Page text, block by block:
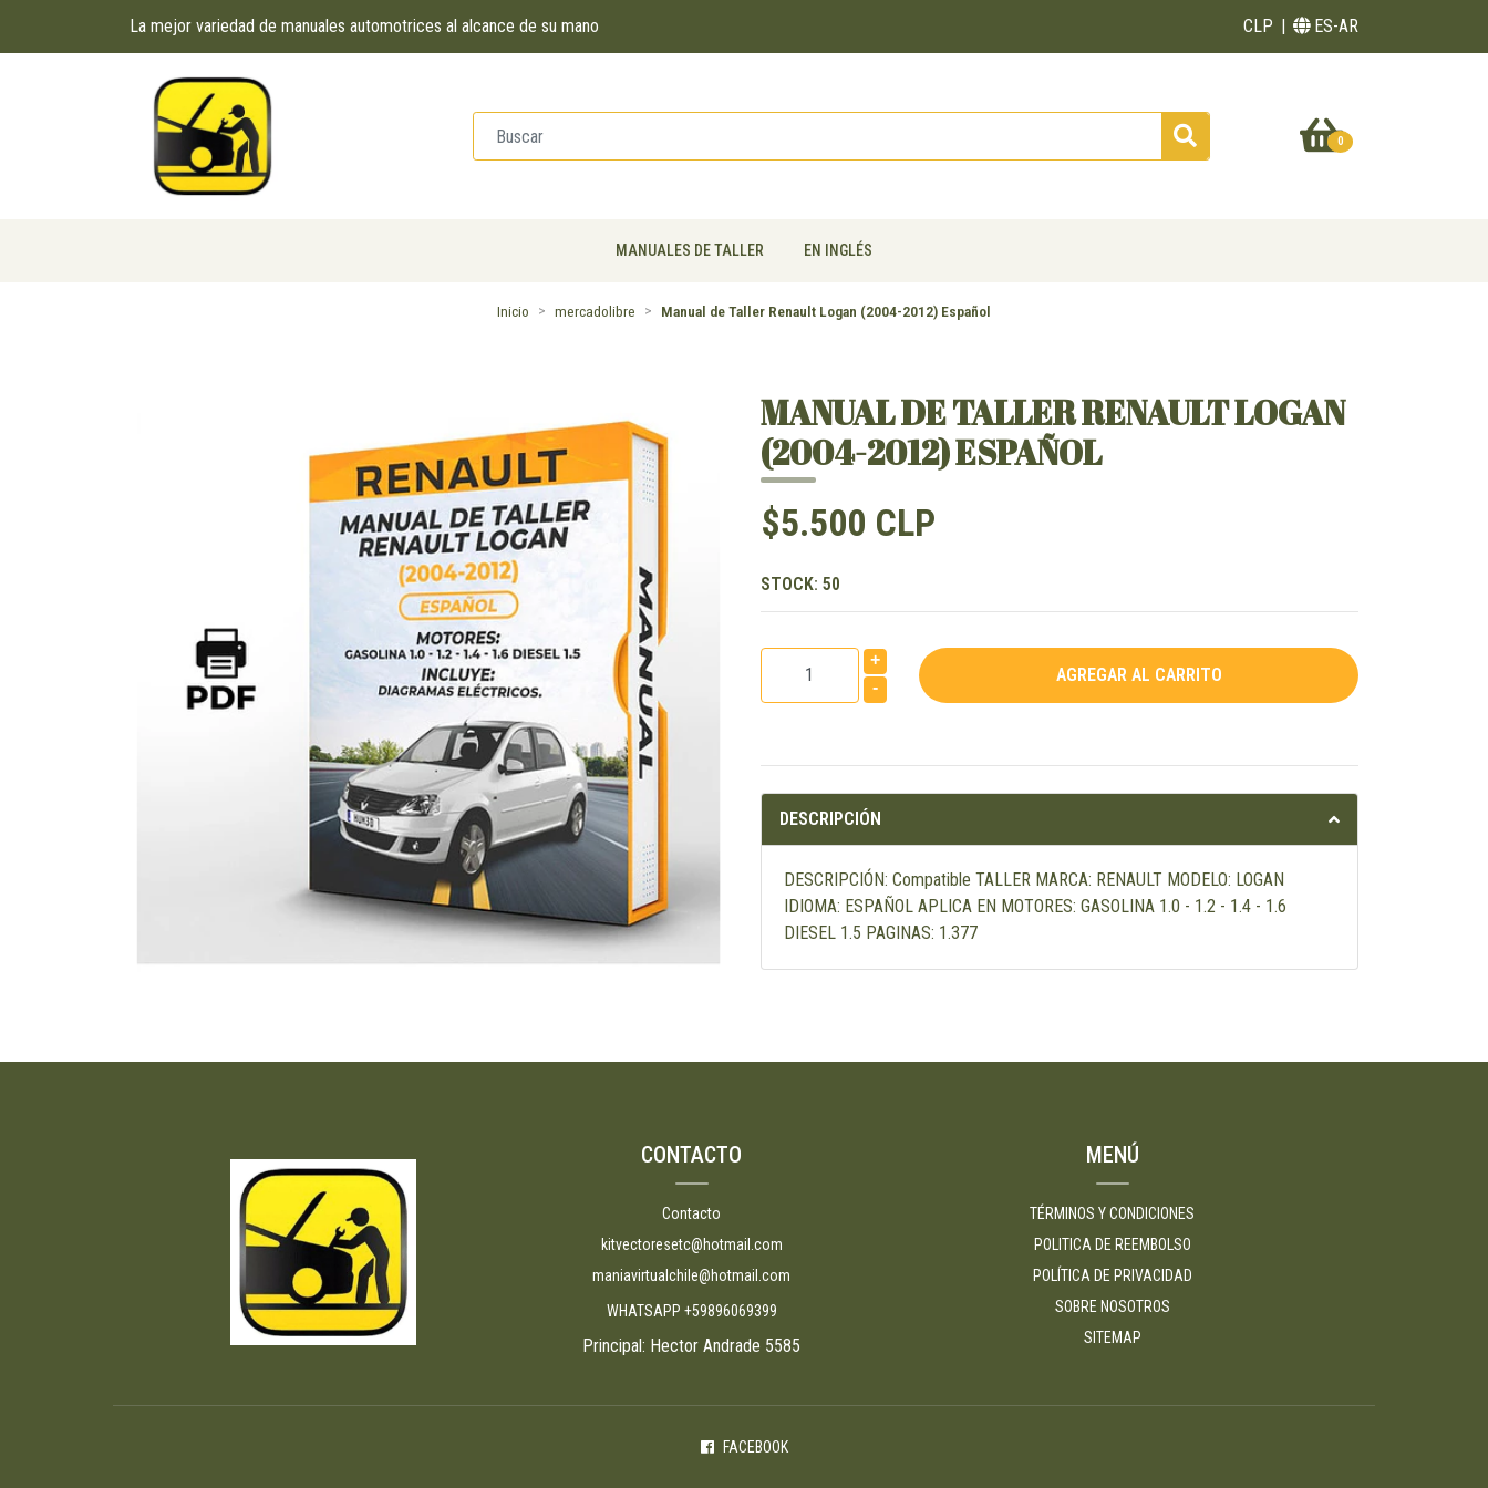
La mejor variedad de manuales automotrices al alcance de su mano CLP ES-AR
0
MANUALES DE TALLER EN INGLÉS
Inicio mercadolibre Manual de Taller Renault Logan (2004-2012) Español
MANUAL DE TALLER RENAULT LOGAN
(2004-2012) ESPAÑOL
$5.500 CLP
STOCK: 50
+
-
DESCRIPCIÓN
DESCRIPCIÓN: Compatible TALLER MARCA: RENAULT MODELO: LOGAN
IDIOMA: ESPAÑOL APLICA EN MOTORES: GASOLINA 1.0 - 1.2 - 1.4 - 1.6
DIESEL 1.5 PAGINAS: 1.377
CONTACTO
Contacto
kitvectoresetc@hotmail.com
maniavirtualchile@hotmail.com
WHATSAPP +59896069399
Principal: Hector Andrade 5585
MENÚ
TÉRMINOS Y CONDICIONES
POLITICA DE REEMBOLSO
POLÍTICA DE PRIVACIDAD
SOBRE NOSOTROS
SITEMAP
FACEBOOK